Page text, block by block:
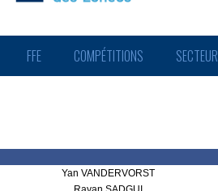
FFE COMPÉTITIONS
Yan VANDERVORST